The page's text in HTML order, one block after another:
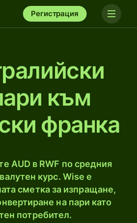
Регистрация
към
франка
AUD в RWF по средния
курс. Wise е
сметка за изпращане,
на пари като
потребител.